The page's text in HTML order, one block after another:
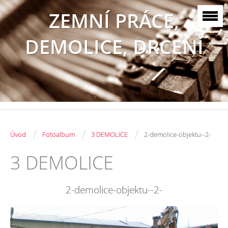
ZEMNÍ PRÁCE,
DEMOLICE, DRCENÍ
Úvod / Fotoalbum / 3 DEMOLICE / 2-demolice-objektu--2-
3 DEMOLICE
2-demolice-objektu--2-